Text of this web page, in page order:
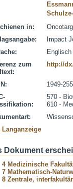
in:
Impact
Englisch
zum
http://
1949-
570 -
610 -
Langanzeige
Dokument
4 Medizinische
7 Mathematisch-
8 Zentrale,